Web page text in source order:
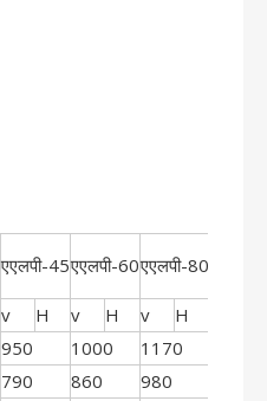
एएलपी-45एएलपी-60एएलपी-80
v H v H v H
950 1000 1170
790 860 980